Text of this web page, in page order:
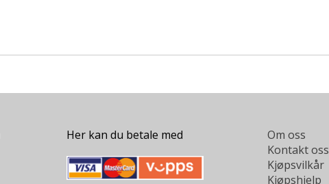
Her kan du betale med
Om oss
Kontakt oss
Kjøpsvilkår
Kjøpshjelp